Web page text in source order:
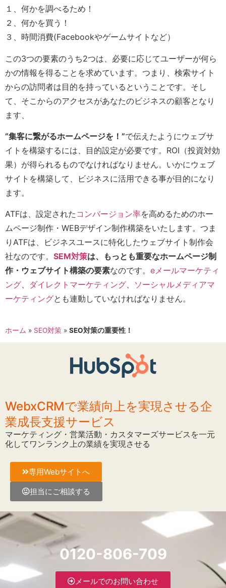
１、何かを調べるため！
２、何かを買う！
３、時間消費(Facebookやゲームサイトなど）
この3つの要素のうち2つは、必要に応じてユーザーが何ら
かの情報を得ることを求めています。つまり、検索サイト
からの訪問者は目的を持っているということです。そし
て、そこからのアクセスがあなたのビジネスの顧客となり
ます、
”集客に繋がるホームページを！”で伝えたようにウェブサ
イトを構築するには、目的設定が必要です。ROI（投資対効
果）が得られるものでなければなりません。いかにウェブ
サイトを構築して、ビジネスに活用できる事が目的になり
ます。
ATFは、設定された コンバージョン率を高めるためのホー
ムページ制作・WEBデザイン制作構築をいたします。つま
りATFは、ビジネスユースに特化したウェブサイト制作会
社なのです。 SEM対策は、もっとも重要なホームページ制
作・ウェブサイト構築の要素なのです。 eメールマーケティ
ング、 ダイレクトマーケティング、 ソーシャルメディアマ
ーケティングとも連動していなければなりません。
ホーム » SEO対策 » SEO対策の重要性！
WebxCRMで業績向上を実現させる企
業成長支援サービス
マーケティング・営業活動・カスタマーズサービスを一元
化してワンランク上の業績を実現させる
専用Webサイトへ
担当にご相談する
0120-806-709
メールでのお問い合わせ